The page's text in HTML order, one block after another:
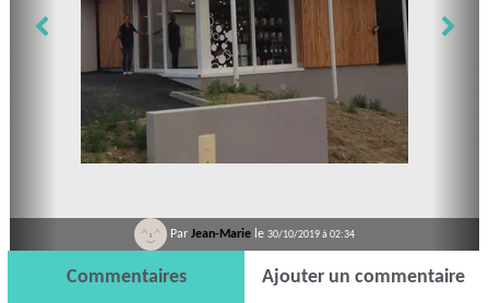
Par Jean-Marie le 30/10/2019 à 02:34
Commentaires Ajouter un commentaire